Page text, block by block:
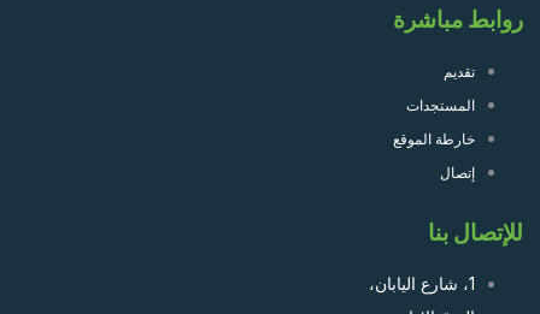
روابط مباشرة
تقديم
المستجدات
خارطة الموقع
إتصال
للإتصال بنا
1، شارع اليابان،